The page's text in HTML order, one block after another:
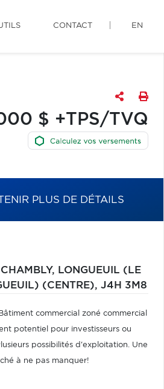
CONTACT EN
$ +TPS/TVQ
PLUS DE DÉTAILS
LONGUEUIL (LE
(CENTRE), J4H 3M8
commercial zoné commercial
potentiel pour investisseurs ou
possibilités d'exploitation. Une
à ne pas manquer!